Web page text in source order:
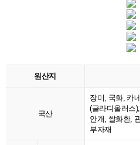
원산지
국산
장미, 국화, 카
(글라디올러스
안개, 쌀화환,
부자재